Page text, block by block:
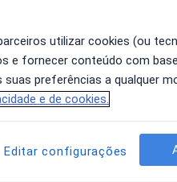
10 Ago
utilizar cookies (ou
e fornecer conteúdo com
preferências a qualquer
e de cookies.
Editar configurações